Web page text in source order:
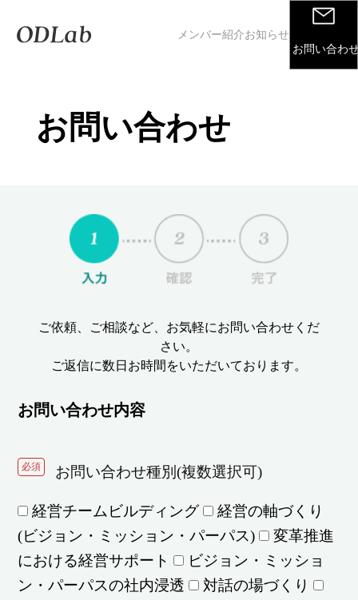
メンバー紹介お知らせ
お問い合わ
お問い合わせ
ご依頼、ご相談など、お気軽にお問い合わせくだ
さい。
ご返信に数日お時間をいただいております。
お問い合わせ内容
必須 お問い合わせ種別(複数選択可)
経営チームビルディング
経営の軸づくり
(ビジョン・ミッション・パーパス)
変革推進
における経営サポート
ビジョン・ミッショ
ン・パーパスの社内浸透
対話の場づくり